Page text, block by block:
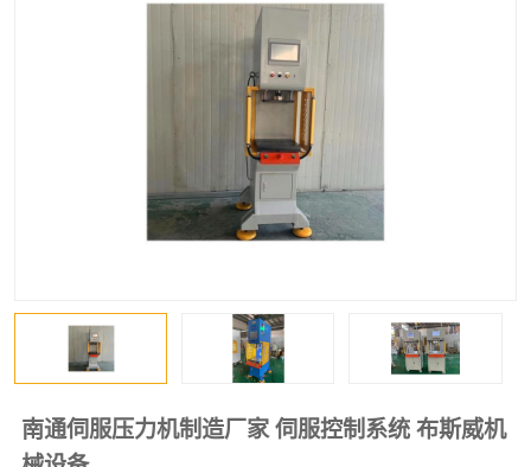
南通伺服压力机制造厂家 伺服控制系统 布斯威机
精密伺服压力机